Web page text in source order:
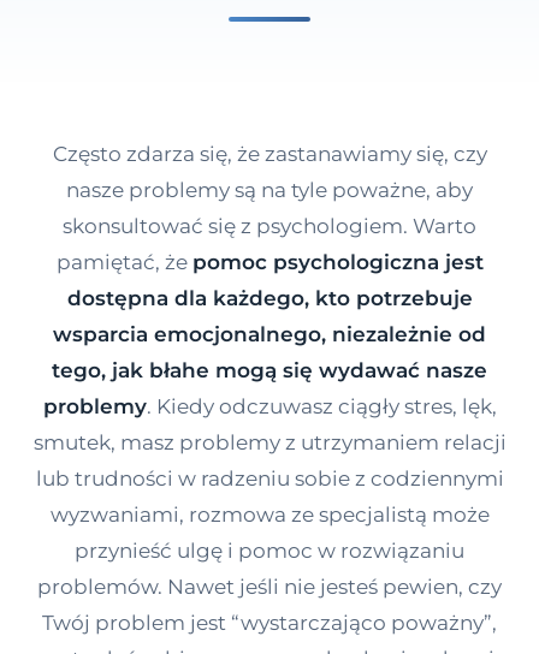
Dawka wiedzy
Dla specjalistów
Dołącz do portalu
Często zdarza się, że zastanawiamy się, czy
nasze problemy są na tyle poważne, aby
skonsultować się z psychologiem. Warto
pamiętać, że pomoc psychologiczna jest
dostępna dla każdego, kto potrzebuje
wsparcia emocjonalnego, niezależnie od
tego, jak błahe mogą się wydawać nasze
problemy. Kiedy odczuwasz ciągły stres, lęk,
smutek, masz problemy z utrzymaniem relacji
lub trudności w radzeniu sobie z codziennymi
wyzwaniami, rozmowa ze specjalistą może
przynieść ulgę i pomoc w rozwiązaniu
problemów. Nawet jeśli nie jesteś pewien, czy
Twój problem jest “wystarczająco poważny”,